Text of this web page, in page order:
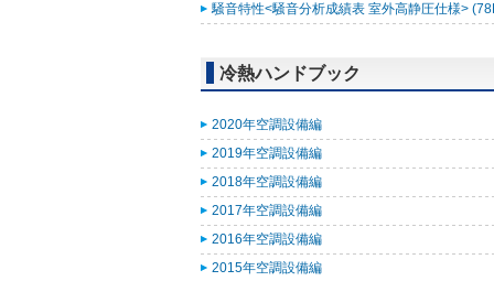
騒音特性<騒音分析成績表 室外高静圧仕様>
冷熱ハンドブック
2020年空調設備編
2019年空調設備編
2018年空調設備編
2017年空調設備編
2016年空調設備編
2015年空調設備編